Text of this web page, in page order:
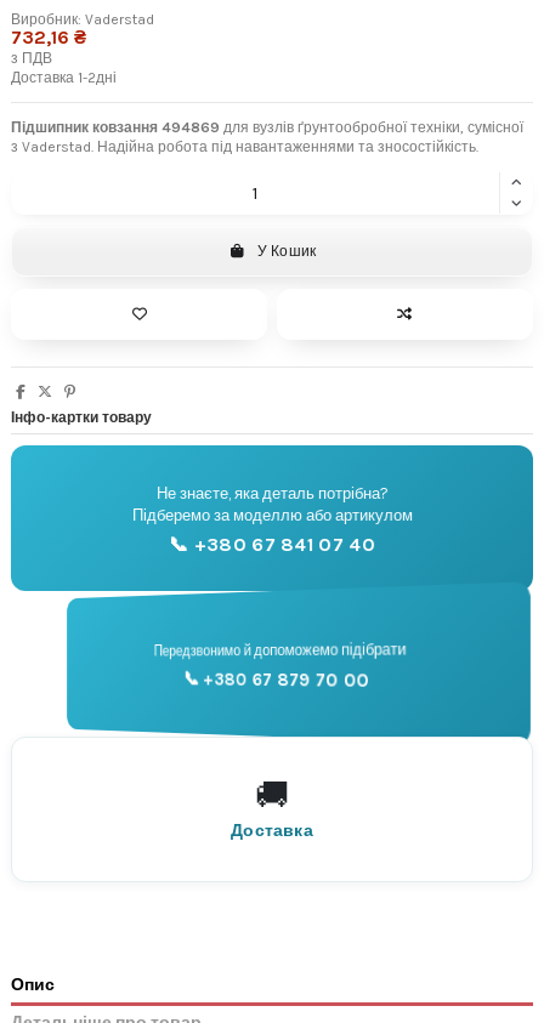
Виробник: Vaderstad
732,16 ₴
з ПДВ
Доставка 1-2дні
Підшипник ковзання 494869 для вузлів ґрунтообробної техніки, сумісної
з Vaderstad. Надійна робота під навантаженнями та зносостійкість.
У Кошик
Інфо-картки товару
🔧
Підбір запчастин
Не знаєте, яка деталь потрібна?
Підберемо за моделлю або артикулом
📞 +380 67 841 07 40
📞
Консультація
Передзвонимо й допоможемо підібрати
📞 +380 67 879 70 00
🚚
Доставка
По всій Україні
Нова Пошта
Опис